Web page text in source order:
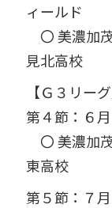
ィールド
〇 美濃加
見北高校
【Ｇ３リーグ
第４節：６
〇 美濃加
東高校
第５節：７